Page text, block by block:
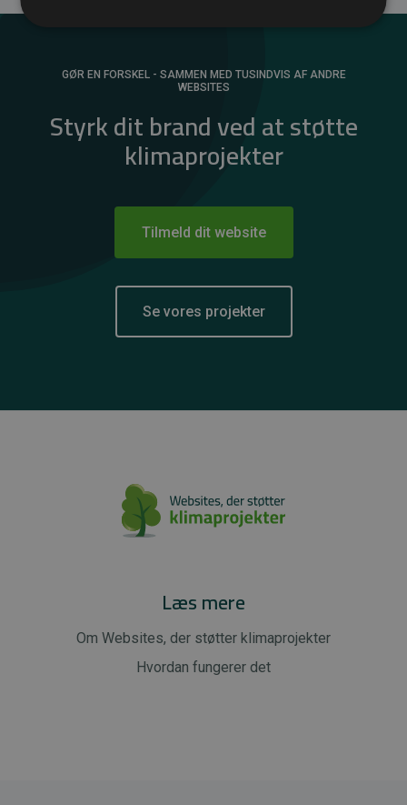
GØR EN FORSKEL - SAMMEN MED TUSINDVIS AF ANDRE
WEBSITES
Styrk dit brand ved at støtte
klimaprojekter
Tilmeld dit website
Se vores projekter
Læs mere
Om Websites, der støtter klimaprojekter
Hvordan fungerer det